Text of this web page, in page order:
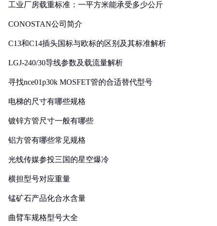
工业厂房载重标准：一平方米能承受多少公斤
CONOSTAN公司简介
C13和C14插头国标与欧标的区别及其标准解析
LGJ-240/30导线参数及载流量解析
寻找nce01p30k MOSFET管的合适替代型号
电梯的尺寸有哪些规格
镀锌方管尺寸一般有哪些
铝方管有哪些常见规格
光线传媒参投三国的星空爆冷
横担型号对应重量
锰矿石产品化合水含量
曲臂车规格型号大全